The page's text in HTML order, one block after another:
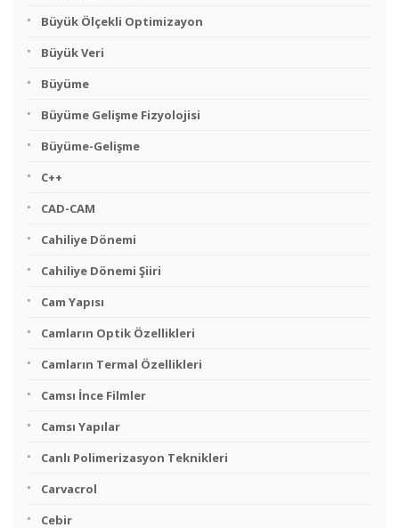
Büyük Ölçekli Optimizayon
Büyük Veri
Büyüme
Büyüme Gelişme Fizyolojisi
Büyüme-Gelişme
C++
CAD-CAM
Cahiliye Dönemi
Cahiliye Dönemi Şiiri
Cam Yapısı
Camların Optik Özellikleri
Camların Termal Özellikleri
Camsı İnce Filmler
Camsı Yapılar
Canlı Polimerizasyon Teknikleri
Carvacrol
Cebir